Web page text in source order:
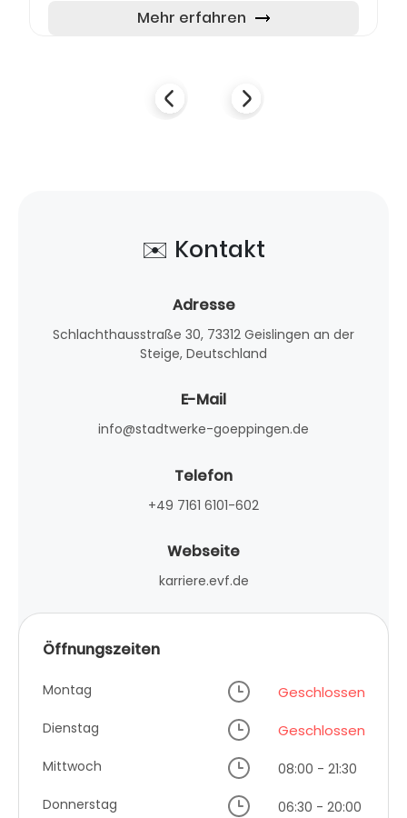
Gemeinden gegründet, entwickelte sic...
Mehr erfahren
✉️ Kontakt
Adresse
Schlachthausstraße 30, 73312 Geislingen an der
Steige, Deutschland
E-Mail
info@stadtwerke-goeppingen.de
Telefon
+49 7161 6101-602
Webseite
karriere.evf.de
Öffnungszeiten
Montag Geschlossen
Dienstag Geschlossen
Mittwoch
08:00 - 21:30
Donnerstag
06:30 - 20:00